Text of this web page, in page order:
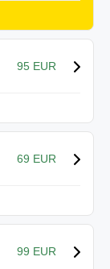
95 EUR
69 EUR
99 EUR